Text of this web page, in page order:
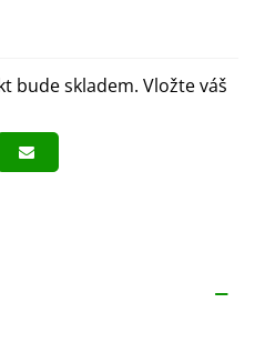
bude skladem. Vložte váš